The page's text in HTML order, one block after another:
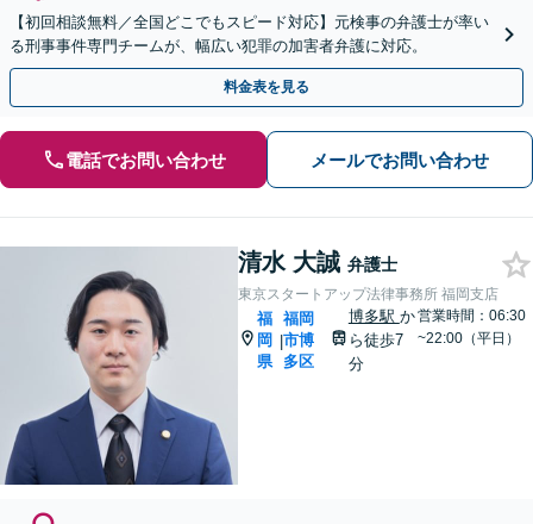
【初回相談無料／全国どこでもスピード対応】元検事の弁護士が率い
る刑事事件専門チームが、幅広い犯罪の加害者弁護に対応。
料金表を見る
電話でお問い合わせ メールでお問い合わせ
清水 大誠 弁護士
東京スタートアップ法律事務所 福岡支店
福
岡
県
|
福岡
市博
多区
博多駅 か
ら徒歩7
分
営業時間：06:30
~22:00（平日）